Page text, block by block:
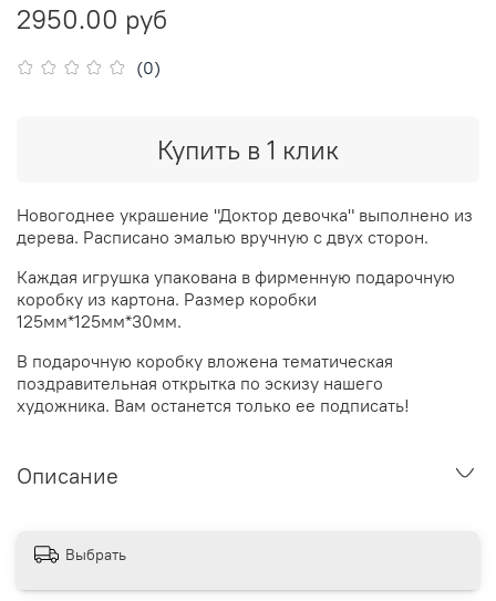
(0)
2950.00 руб
Купить в 1 клик
Новогоднее украшение "Доктор девочка" выполнено из
дерева. Расписано эмалью вручную с двух сторон.
Каждая игрушка упакована в фирменную подарочную
коробку из картона. Размер коробки
125мм*125мм*30мм.
В подарочную коробку вложена тематическая
поздравительная открытка по эскизу нашего
художника. Вам останется только ее подписать!
Описание
Выбрать